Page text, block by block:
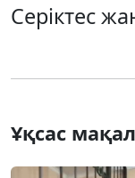
Серіктес
Ұқсас